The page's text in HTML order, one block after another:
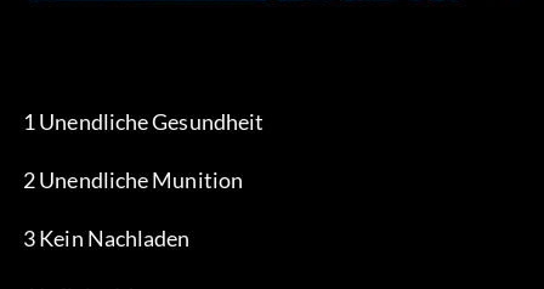
1 Unendliche Gesundheit
2 Unendliche Munition
3 Kein Nachladen